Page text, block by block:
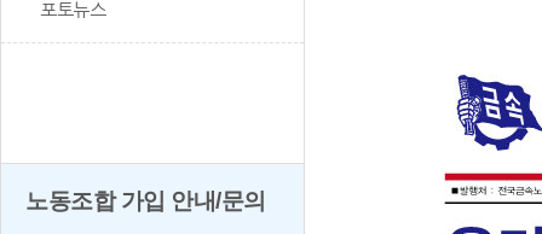
포토뉴스
노동조합 가입 안내/문의